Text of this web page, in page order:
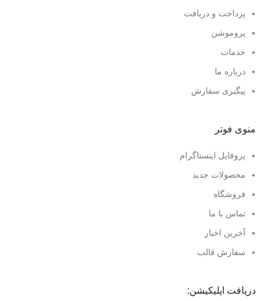
پرداخت و دریافت
پروموشن
خدمات
درباره ما
پیگیری سفارش
منوی فوتر
پروفایل اینستاگرام
محصولات جدید
فروشگاه
تماس با ما
آخرین اخبار
سفارش قالب
دریافت اپلیکیشن: